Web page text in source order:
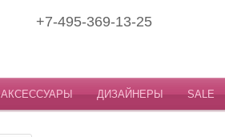
+7-495-369-13-25
АКСЕССУАРЫ ДИЗАЙНЕРЫ SALE